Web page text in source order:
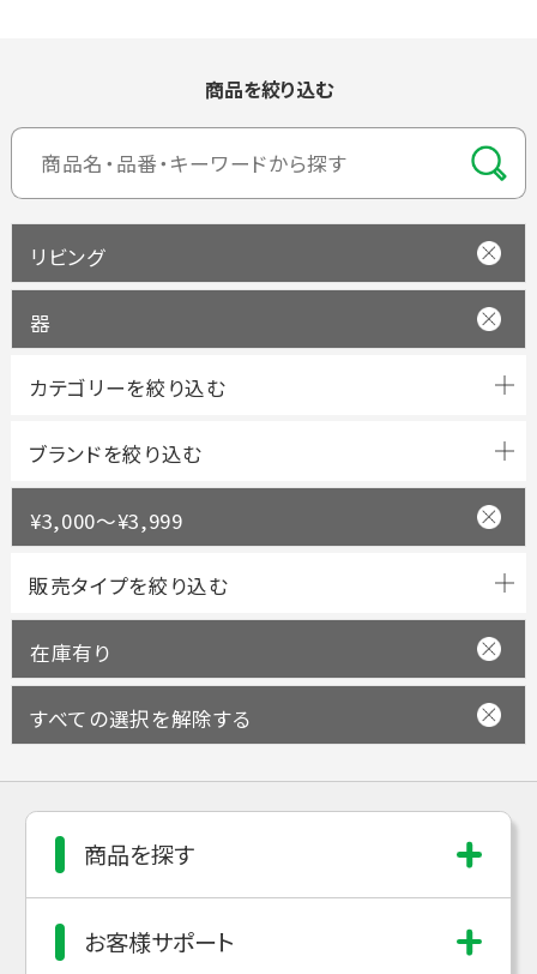
商品を絞り込む
リビング
器
ブランドを絞り込む
¥3,000～¥3,999
在庫有り
すべての選択を解除する
商品を探す
お客様サポート